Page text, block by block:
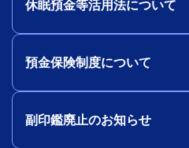
休眠預金等活用法について
預金保険制度について
副印鑑廃止のお知らせ